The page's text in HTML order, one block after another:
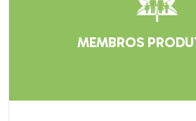
MEMBROS